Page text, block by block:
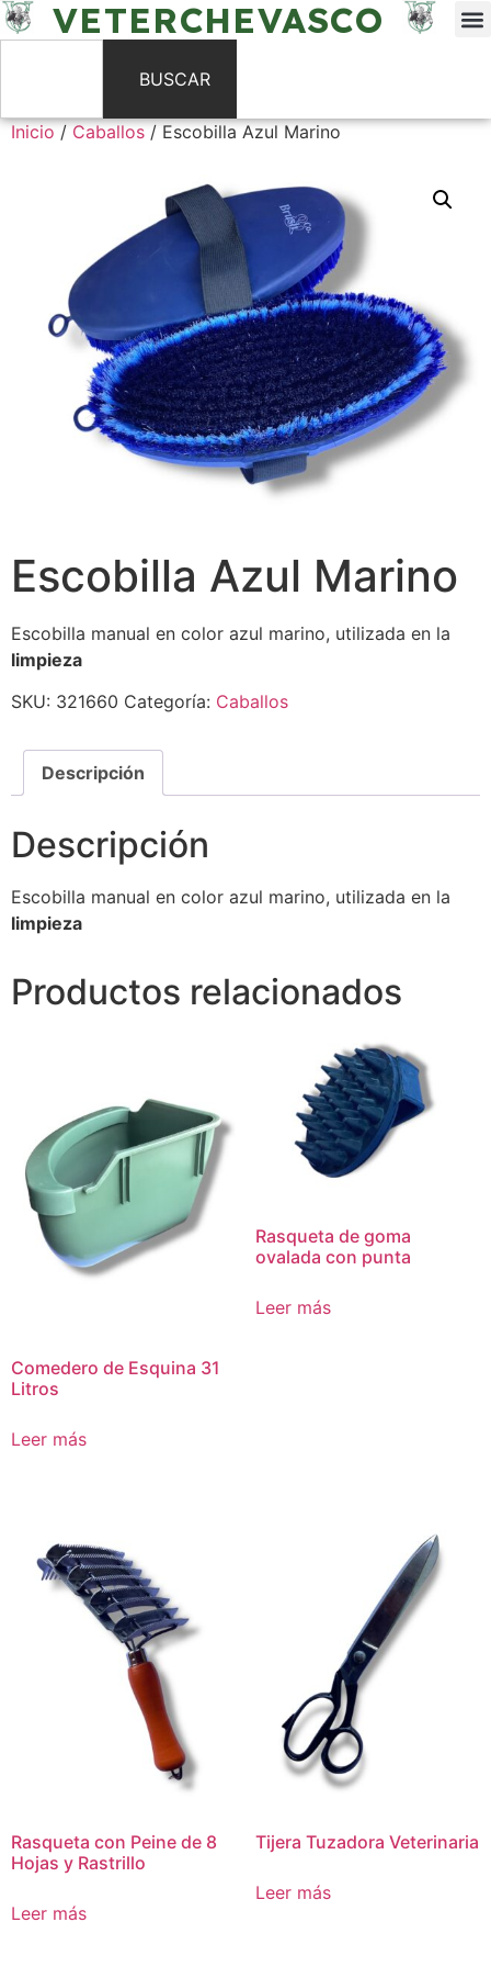
VETERCHEVASCO
BUSCAR
Inicio/Caballos/ Escobilla Azul Marino
Escobilla Azul Marino
Escobilla manual en color azul marino, utilizada en la
limpieza
SKU: 321660 Categoría: Caballos
Descripción
Descripción
Escobilla manual en color azul marino, utilizada en la
limpieza
Productos relacionados
Comedero de Esquina 31
Litros
Leer más
Rasqueta de goma
ovalada con punta
Leer más
Rasqueta con Peine de 8
Hojas y Rastrillo
Leer más
Tijera Tuzadora Veterinaria
Leer más